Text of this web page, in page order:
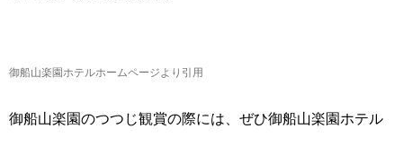
御船山楽園ホテルホームページより引用
御船山楽園のつつじ観賞の際には、ぜひ御船山楽園ホテル